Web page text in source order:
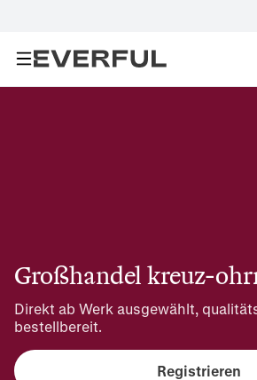
Großhandel kreuz-
Direkt ab Werk ausgewählt,
bestellbereit.
Registrieren